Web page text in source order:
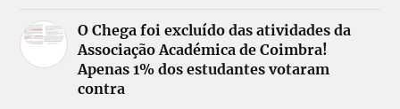
O Chega foi excluído das atividades da
Associação Académica de Coimbra!
Apenas 1% dos estudantes votaram
contra